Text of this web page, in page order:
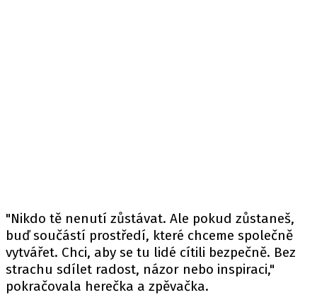
"Nikdo tě nenutí zůstávat. Ale pokud zůstaneš,
buď součástí prostředí, které chceme společně
vytvářet. Chci, aby se tu lidé cítili bezpečně. Bez
strachu sdílet radost, názor nebo inspiraci,"
pokračovala herečka a zpěvačka.